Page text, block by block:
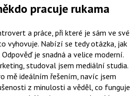
pracuje rukama
a práce, při které je sám ve své
vyhovuje. Nabízí se tedy otázka, jak
je snadná a velice moderní.
studoval jsem mediální studia.
mě ideálním řešením, navíc jsem
z minulosti a věděl, co funguje